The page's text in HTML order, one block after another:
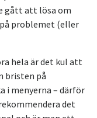
gått att lösa om
problemet (eller
hela är det kul att
bristen på
i menyerna – därför
det